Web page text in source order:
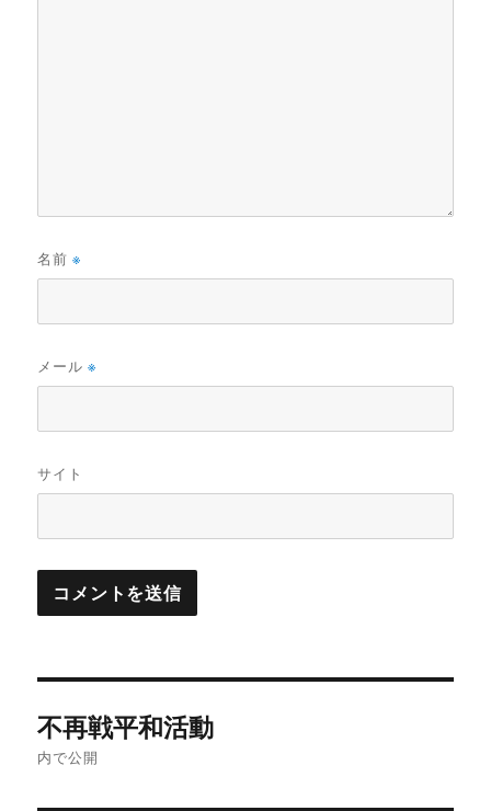
名前※
メール※
サイト
稿
不再戦平和活動
内で公開